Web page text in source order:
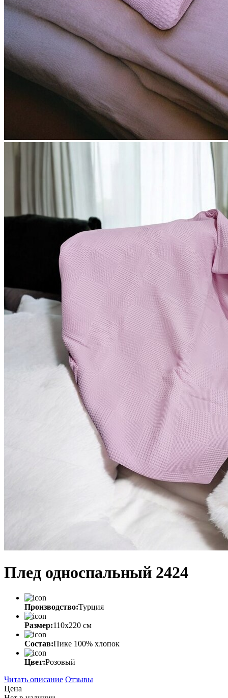
Плед односпальный 2424
Производство:Турция
Размер:110х220 см
Состав:Пике 100% хлопок
Цвет:Розовый
Читать описание Отзывы
Цена